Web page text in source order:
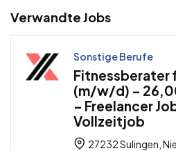
Verwandte Jobs
Sonstige Berufe
Fitnessberater
(m/w/d) –
– Freelancer
Vollzeitjob
27232 Sulingen,